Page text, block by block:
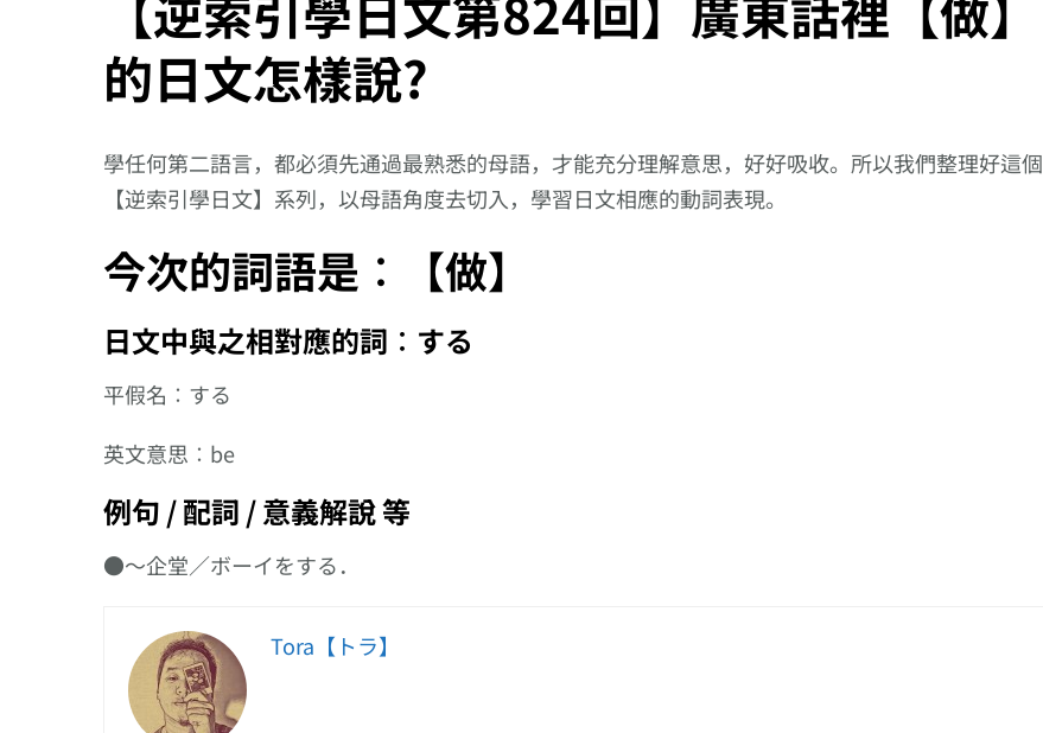
的日文怎樣說?
學任何第二語言，都必須先通過最熟悉的母語，才能充分理解意思，好好吸收。所以我們整理好這個
【逆索引學日文】系列，以母語角度去切入，學習日文相應的動詞表現。
今次的詞語是︰【做】
日文中與之相對應的詞︰する
平假名︰する
英文意思︰be
例句 / 配詞 / 意義解說 等
●〜企堂／ボーイをする．
Tora【トラ】